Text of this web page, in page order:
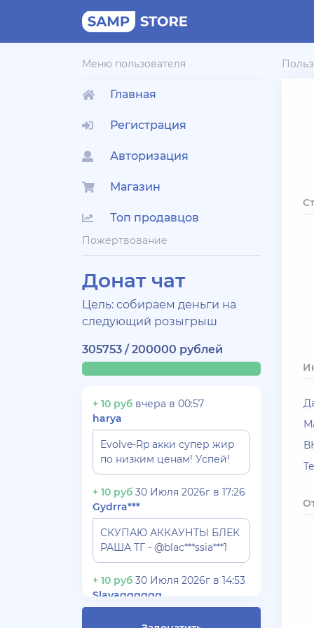
Меню пользователя
Главная
Регистрация
Авторизация
Магазин
Топ продавцов
Пожертвование
Донат чат
Цель: собираем деньги на
следующий розыгрыш
305753 / 200000 рублей
+ 10 руб вчера в 00:57
harya
Evolve-Rp акки супер жир
по низким ценам! Успей!
+ 10 руб 30 Июля 2026г в 17:26
Gydrra***
СКУПАЮ АККАУНТЫ БЛЕК
РАША ТГ - @blac***ssia***1
+ 10 руб 30 Июля 2026г в 14:53
Slavagggggg